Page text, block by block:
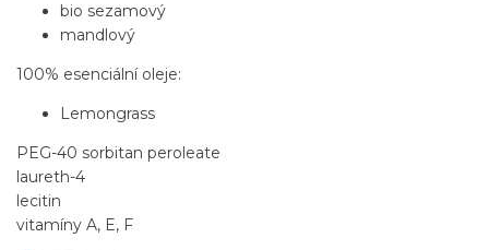
bio sezamový
mandlový
100% esenciální oleje:
Lemongrass
PEG-40 sorbitan peroleate
laureth-4
lecitin
vitamíny A, E, F